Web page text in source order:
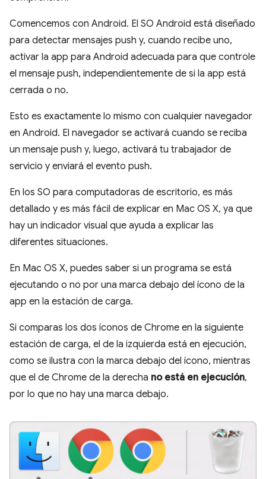
Comencemos con Android. El SO Android está diseñado
para detectar mensajes push y, cuando recibe uno,
activar la app para Android adecuada para que controle
el mensaje push, independientemente de si la app está
cerrada o no.
Esto es exactamente lo mismo con cualquier navegador
en Android. El navegador se activará cuando se reciba
un mensaje push y, luego, activará tu trabajador de
servicio y enviará el evento push.
En los SO para computadoras de escritorio, es más
detallado y es más fácil de explicar en Mac OS X, ya que
hay un indicador visual que ayuda a explicar las
diferentes situaciones.
En Mac OS X, puedes saber si un programa se está
ejecutando o no por una marca debajo del ícono de la
app en la estación de carga.
Si comparas los dos íconos de Chrome en la siguiente
estación de carga, el de la izquierda está en ejecución,
como se ilustra con la marca debajo del ícono, mientras
que el de Chrome de la derecha no está en ejecución,
por lo que no hay una marca debajo.